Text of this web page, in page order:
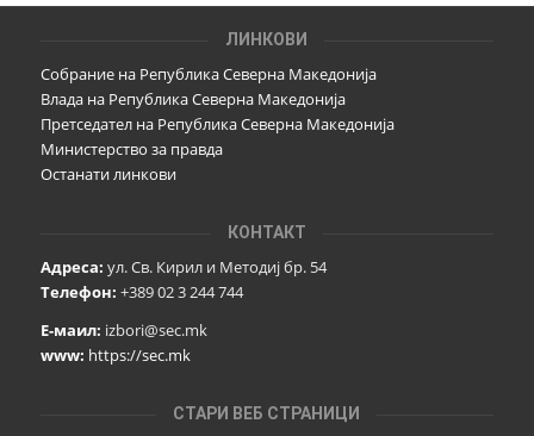
ЛИНКОВИ
Собрание на Република Северна Македонија
Влада на Република Северна Македонија
Претседател на Република Северна Македонија
Министерство за правда
Останати линкови
КОНТАКТ
Адреса: ул. Св. Кирил и Методиј бр. 54
Телефон: +389 02 3 244 744
Е-маил: izbori@sec.mk
www: https://sec.mk
СТАРИ ВЕБ СТРАНИЦИ